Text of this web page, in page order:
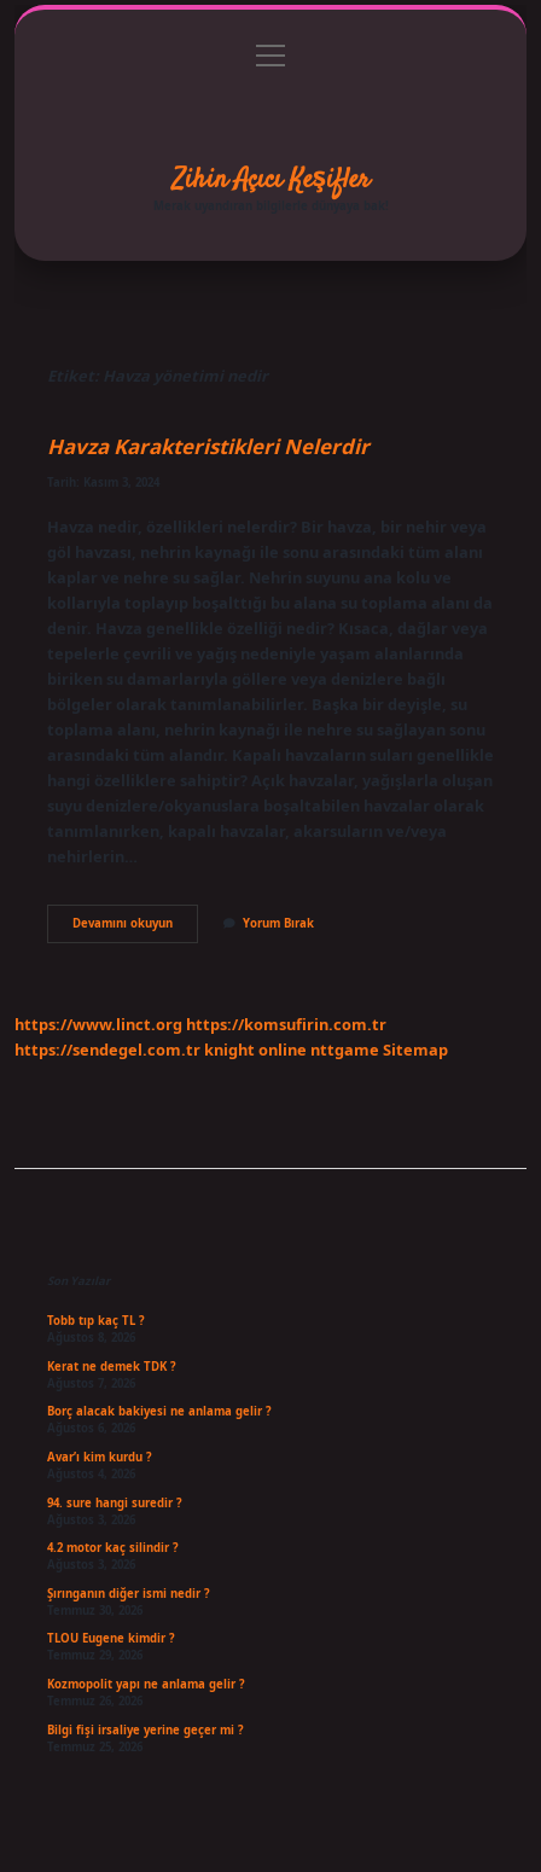
Gizlilik Politikası
menüyü
aç
Zihin Açıcı Keşifler
Merak uyandıran bilgilerle dünyaya bak!
Etiket: Havza yönetimi nedir
Havza Karakteristikleri Nelerdir
Havza nedir, özellikleri nelerdir? Bir havza, bir nehir veya
göl havzası, nehrin kaynağı ile sonu arasındaki tüm alanı
kaplar ve nehre su sağlar. Nehrin suyunu ana kolu ve
kollarıyla toplayıp boşalttığı bu alana su toplama alanı da
denir. Havza genellikle özelliği nedir? Kısaca, dağlar veya
tepelerle çevrili ve yağış nedeniyle yaşam alanlarında
biriken su damarlarıyla göllere veya denizlere bağlı
bölgeler olarak tanımlanabilirler. Başka bir deyişle, su
toplama alanı, nehrin kaynağı ile nehre su sağlayan sonu
arasındaki tüm alandır. Kapalı havzaların suları genellikle
hangi özelliklere sahiptir? Açık havzalar, yağışlarla oluşan
suyu denizlere/okyanuslara boşaltabilen havzalar olarak
tanımlanırken, kapalı havzalar, akarsuların ve/veya
Devamını okuyunHavza
Karakteristikleri
Yorum Bırak
https://www.linct.org https://komsufirin.com.tr
https://sendegel.com.tr knight online nttgame Sitemap
Son Yazılar
Tobb tıp kaç TL ?
Ağustos 8, 2026
Kerat ne demek TDK ?
Ağustos 7, 2026
Borç alacak bakiyesi ne anlama gelir ?
Ağustos 6, 2026
Avar’ı kim kurdu ?
Ağustos 4, 2026
94. sure hangi suredir ?
Ağustos 3, 2026
4.2 motor kaç silindir ?
Ağustos 3, 2026
Şırınganın diğer ismi nedir ?
TLOU Eugene kimdir ?
Temmuz 29, 2026
Kozmopolit yapı ne anlama gelir ?
Bilgi fişi irsaliye yerine geçer mi ?
Temmuz 25, 2026